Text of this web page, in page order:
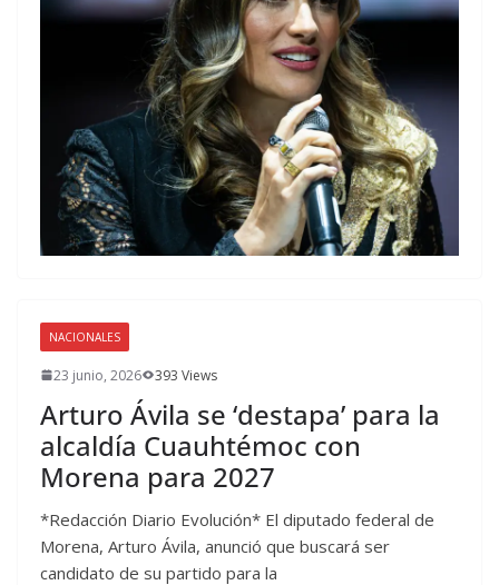
NACIONALES
23 junio, 2026 393 Views
Arturo Ávila se ‘destapa’ para la
alcaldía Cuauhtémoc con
Morena para 2027
*Redacción Diario Evolución* El diputado federal de
Morena, Arturo Ávila, anunció que buscará ser
candidato de su partido para la